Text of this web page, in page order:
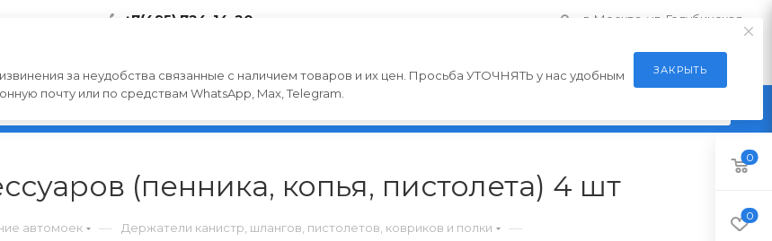
+7(495) 724-14-20 г. Москва, ул. Голубинская
(пенника, копья, пистолета) 4 шт
автомоек — Держатели канистр, шлангов, пистолетов, ковриков и полки —
0
0
за неудобства связанные с наличием товаров и их цен. Просьба УТОЧНЯТЬ у нас удобным
почту или по средствам WhatsApp, Max, Telegram.
ЗАКРЫТЬ